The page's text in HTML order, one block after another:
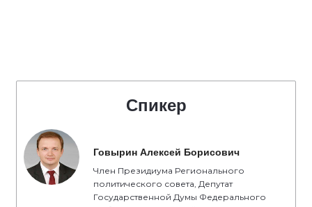
Спикер
Говырин Алексей Борисович
Член Президиума Регионального
политического совета, Депутат
Государственной Думы Федерального